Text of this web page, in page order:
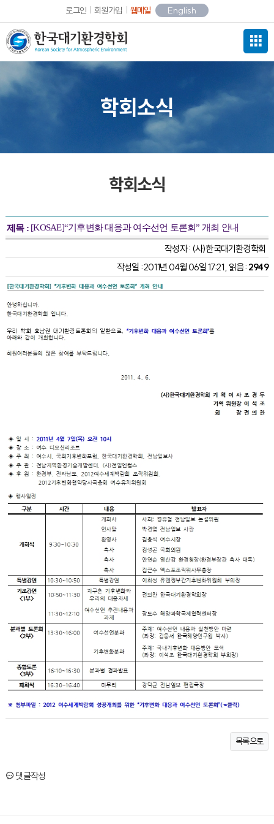
로그인 회원가입 웹메일 English
학회소식
학회소식
제목 :[KOSAE]“기후변화 대응과 여수선언 토론회” 개최 안내
작성자 : (사)한국대기환경학회
작성일 : 2011년 04월 06일 17:21 , 읽음 :2949
목록으로
댓글작성